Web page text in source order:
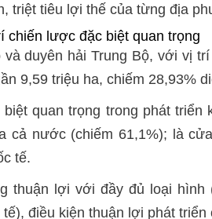
triệt tiêu lợi thế của từng địa
chiến lược đặc biệt quan trọng
và duyên hải Trung Bộ, với vị
9,59 triệu ha, chiếm 28,93%
quan trọng trong phát
cả nước (chiếm 61,1%); là
tế.
thuận lợi với đầy đủ loại
điều kiện thuận lợi phát